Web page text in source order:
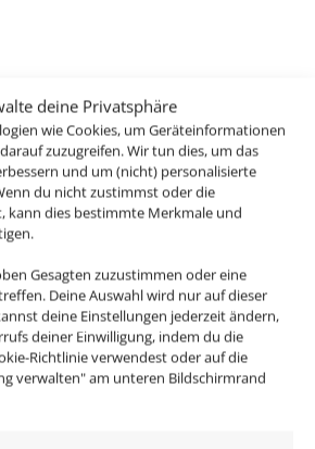
deine Privatsphäre
wie Cookies, um Geräteinformationen
zuzugreifen. Wir tun dies, um das
und um (nicht) personalisierte
du nicht zustimmst oder die
kann dies bestimmte Merkmale und
Gesagten zuzustimmen oder eine
Deine Auswahl wird nur auf dieser
deine Einstellungen jederzeit ändern,
deiner Einwilligung, indem du die
Richtlinie verwendest oder auf die
verwalten" am unteren Bildschirmrand
in Schutzklasse IP44 aus der
ist aus hochwertigstem, CNC-
gefertigt.
Deckeninstallation in
aber auch für den überdachten